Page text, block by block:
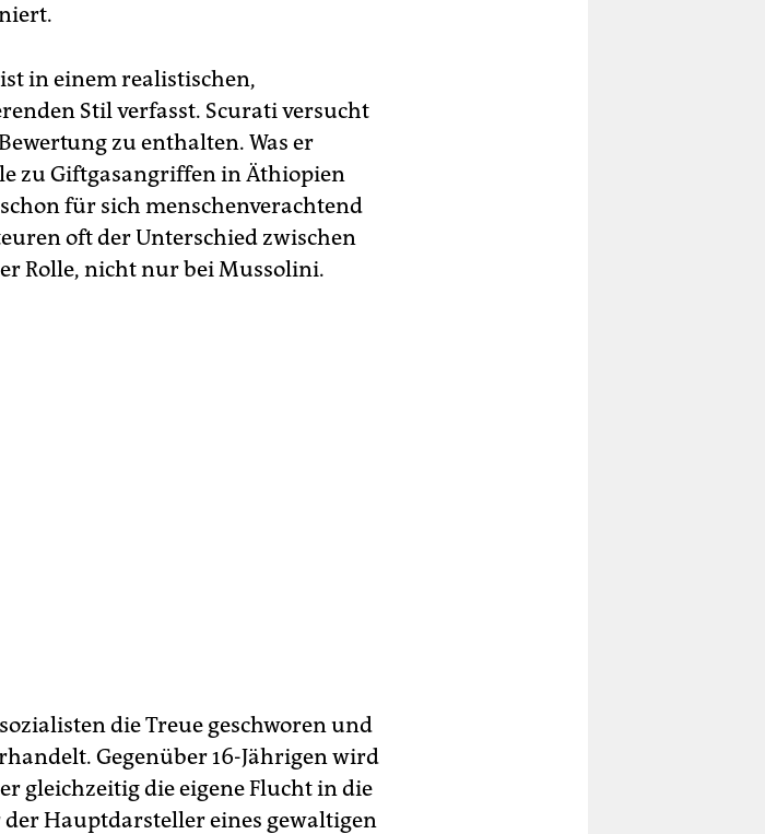
in einem realistischen,
Stil verfasst. Scurati versucht
zu enthalten. Was er
zu Giftgasangriffen in Äthiopien
für sich menschenverachtend
oft der Unterschied zwischen
Rolle, nicht nur bei Mussolini.
die Treue geschworen und
Gegenüber 16-Jährigen wird
gleichzeitig die eigene Flucht in die
Hauptdarsteller eines gewaltigen